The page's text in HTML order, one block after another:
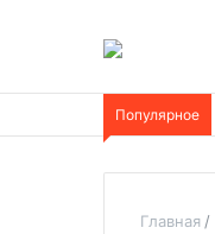
Популярное
Главная